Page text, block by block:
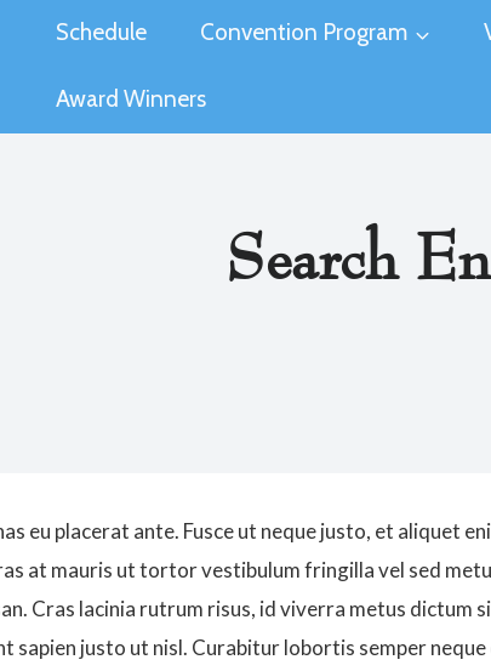
Schedule Convention Program
Award Winners
Search
eu placerat ante. Fusce ut neque justo, et aliquet
at mauris ut tortor vestibulum fringilla vel sed
Cras lacinia rutrum risus, id viverra metus dictum
sapien justo ut nisl. Curabitur lobortis semper